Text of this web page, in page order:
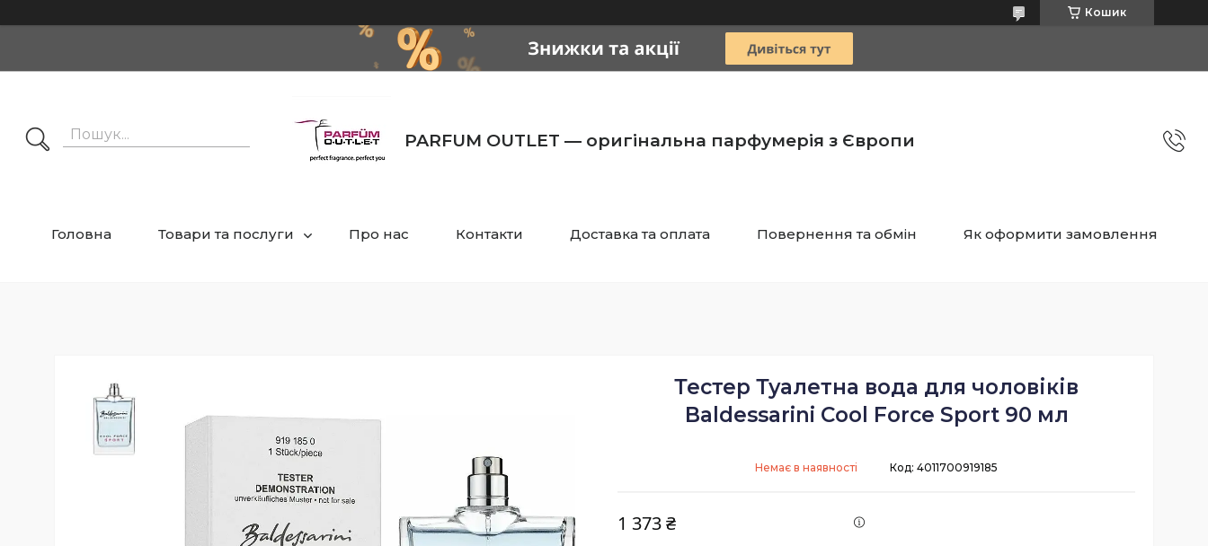
Кошик
PARFUM OUTLET — оригінальна парфумерія з Європи
Головна Товари та послуги Про нас Контакти Доставка та оплата Повернення та обмін Як оформити замовлення
Тестер Туалетна вода для чоловіків
Baldessarini Cool Force Sport 90 мл
Немає в наявності Код: 4011700919185
1 373 ₴